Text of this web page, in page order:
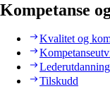
Kompetanse
Kvalitet og
Lederutdanning
Tilskudd